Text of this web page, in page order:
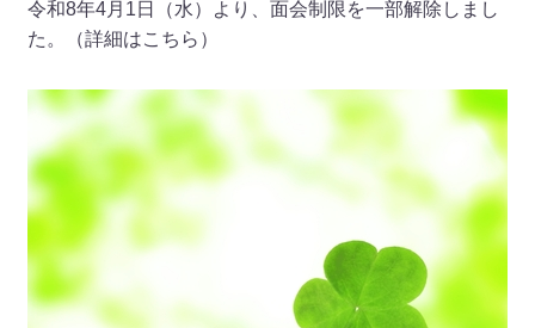
2025 年 12 月 01 日
地域の皆様へ
広報誌2025年12月号を掲載しました。（詳細はこちら）
2025 年 11 月 28 日
お知らせ
◆面会再開のお知らせ（ウェル青葉 入所）◆ 令和7年12
月1日（月）より、一部の制限はございますが、面会を再開
させていただきます。（詳細はこちら）
令和8年4月1日（水）より、面会制限を一部解除しまし
た。（詳細はこちら）